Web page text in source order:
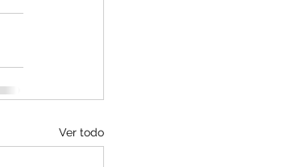
Ver todo